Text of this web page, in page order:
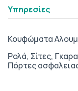
Υπηρεσίες
Κουφώματα
Ρολά, Σίτες,
Πόρτες